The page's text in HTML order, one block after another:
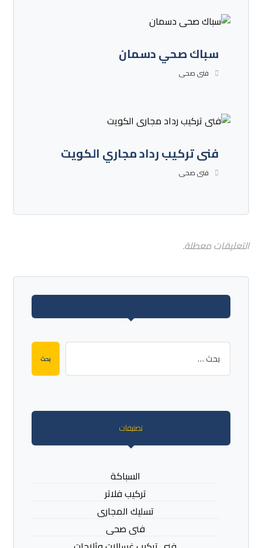
سباك صحي دسمان
فنى صحى
فنى تركيب رداد مجاري الكويت
فنى صحى
التعليقات معطلة.
بحث
تصنيفات
السباكة
تركيب فلاتر
تسليك المجارى
فنى صحى